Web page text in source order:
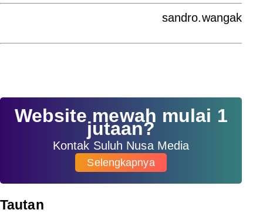
sandro.wangak
Website mewah mulai 1
jutaan?
Kontak Suluh Nusa Media
Selengkapnya
Tautan